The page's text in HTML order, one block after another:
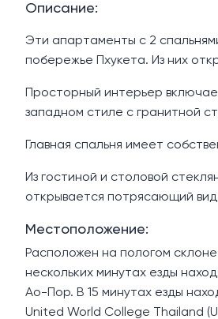
Описание:
Эти апартаменты с 2
побережье Пхукета. Из них
Просторный интерьер
западном стиле с гранитной
Главная спальня имеет
Из гостиной и столовой
открывается потрясающий
Местоположение:
Расположен на пологом
нескольких минутах езды
Ао-Пор. В 15 минутах езды
United World College Thailand